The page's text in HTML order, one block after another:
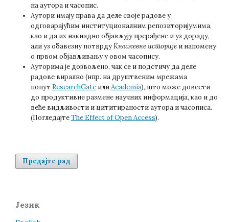
на аутора и часопис.
Аутори имају права да деле своје радове у
одговарајућим институционалним репозиторијумима,
као и да их накнадно објављују прерађене и уз дораду,
али уз обавезну потврдуКњижевне историје и напомену
о првом објављивању у овом часопису.
Ауторима је дозвољено, чак се и подстичу да деле
радове вирално (нпр. на друштвеним мрежама
попут ResearchGate илиAcademia), што може довести
до продуктивне размене научних информација, као и до
веће видљивости и цититираности аутора и часописа.
(ПогледајтеThe Effect of Open Access).
Предајте рад
Језик